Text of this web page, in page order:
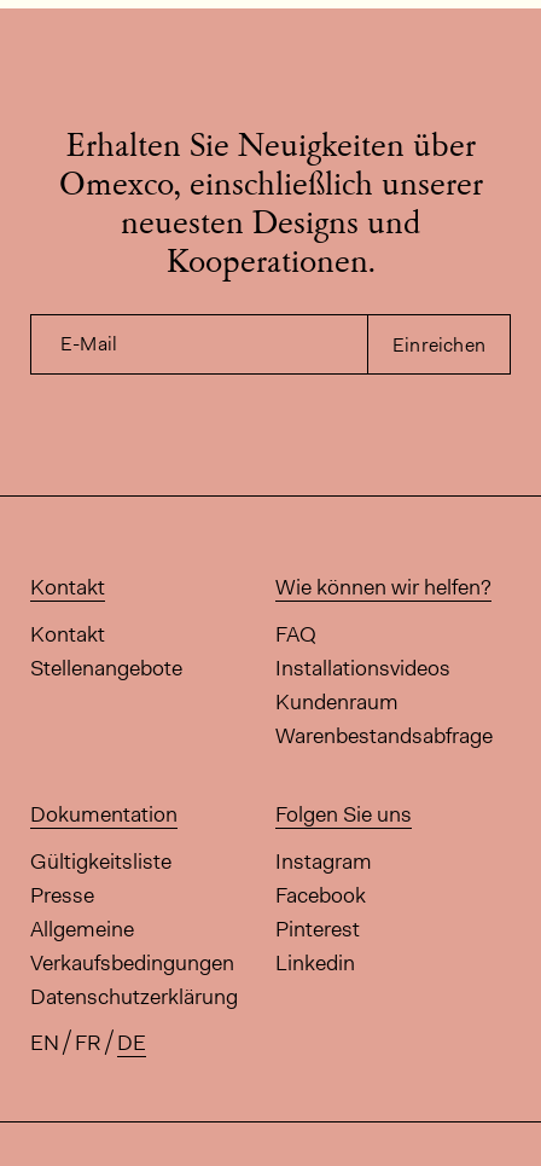
Erhalten Sie Neuigkeiten über
Omexco, einschließlich unserer
neuesten Designs und
Kooperationen.
E-Mail Einreichen
Kontakt
Kontakt
Stellenangebote
Wie können wir helfen?
FAQ
Installationsvideos
Kundenraum
Warenbestandsabfrage
Dokumentation
Gültigkeitsliste
Presse
Allgemeine
Verkaufsbedingungen
Datenschutzerklärung
Folgen Sie uns
Instagram
Facebook
Pinterest
Linkedin
Verfügbare Übersetzungen für
EN FR DE